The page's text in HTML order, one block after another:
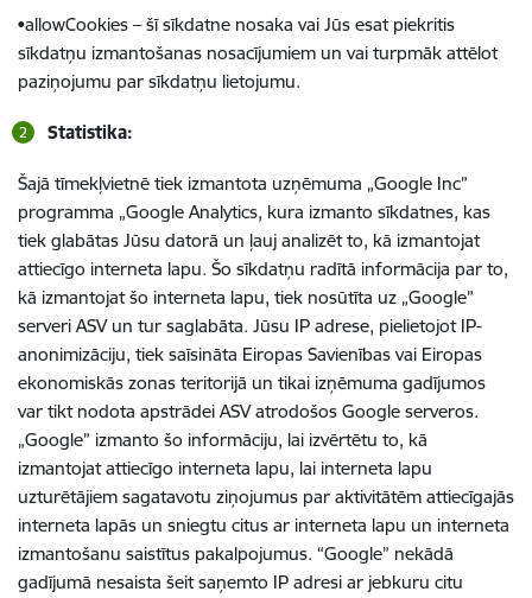
•allowCookies – šī sīkdatne nosaka vai Jūs esat piekritis
sīkdatņu izmantošanas nosacījumiem un vai turpmāk attēlot
paziņojumu par sīkdatņu lietojumu.
Statistika:
Šajā tīmekļvietnē tiek izmantota uzņēmuma „Google Inc”
programma „Google Analytics, kura izmanto sīkdatnes, kas
tiek glabātas Jūsu datorā un ļauj analizēt to, kā izmantojat
attiecīgo interneta lapu. Šo sīkdatņu radītā informācija par to,
kā izmantojat šo interneta lapu, tiek nosūtīta uz „Google”
serveri ASV un tur saglabāta. Jūsu IP adrese, pielietojot IP-
anonimizāciju, tiek saīsināta Eiropas Savienības vai Eiropas
ekonomiskās zonas teritorijā un tikai izņēmuma gadījumos
var tikt nodota apstrādei ASV atrodošos Google serveros.
„Google” izmanto šo informāciju, lai izvērtētu to, kā
izmantojat attiecīgo interneta lapu, lai interneta lapu
uzturētājiem sagatavotu ziņojumus par aktivitātēm attiecīgajās
interneta lapās un sniegtu citus ar interneta lapu un interneta
izmantošanu saistītus pakalpojumus. “Google” nekādā
gadījumā nesaista šeit saņemto IP adresi ar jebkuru citu